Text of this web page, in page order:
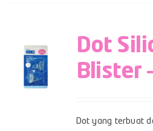
Dot
Blister
Dot yang terbuat